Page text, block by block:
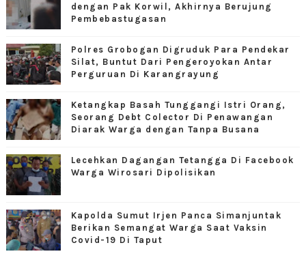
dengan Pak Korwil, Akhirnya Berujung
Pembebastugasan
Polres Grobogan Digruduk Para Pendekar
Silat, Buntut Dari Pengeroyokan Antar
Perguruan Di Karangrayung
Ketangkap Basah Tunggangi Istri Orang,
Seorang Debt Colector Di Penawangan
Diarak Warga dengan Tanpa Busana
Lecehkan Dagangan Tetangga Di Facebook
Warga Wirosari Dipolisikan
Kapolda Sumut Irjen Panca Simanjuntak
Berikan Semangat Warga Saat Vaksin
Covid-19 Di Taput